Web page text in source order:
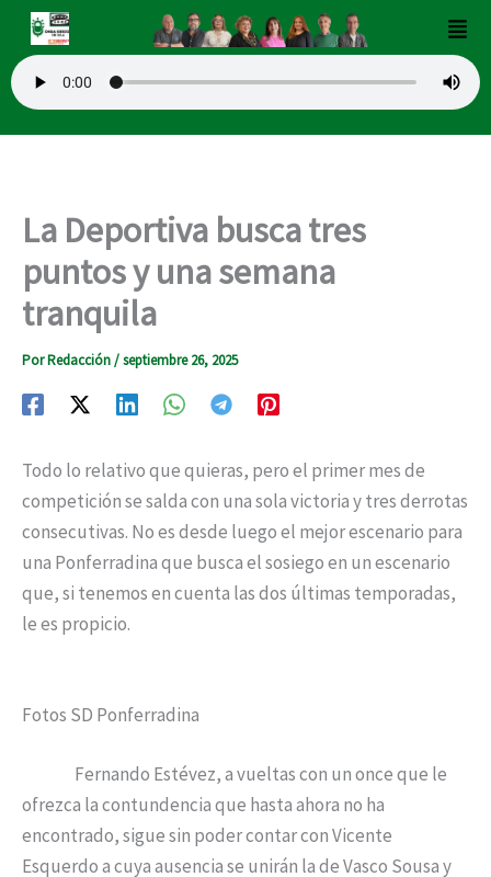
contenido
La Deportiva busca tres
puntos y una semana
tranquila
PorRedacción/septiembre 26, 2025
Todo lo relativo que quieras, pero el primer mes de
competición se salda con una sola victoria y tres derrotas
consecutivas. No es desde luego el mejor escenario para
una Ponferradina que busca el sosiego en un escenario
que, si tenemos en cuenta las dos últimas temporadas,
le es propicio.
Fotos SD Ponferradina
Fernando Estévez, a vueltas con un once que le
ofrezca la contundencia que hasta ahora no ha
encontrado, sigue sin poder contar con Vicente
Esquerdo a cuya ausencia se unirán la de Vasco Sousa y